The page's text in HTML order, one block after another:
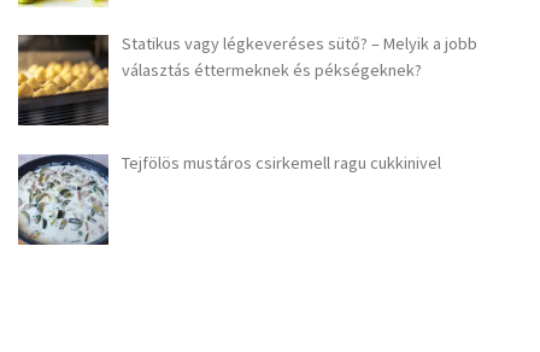
Statikus vagy légkeveréses sütő? – Melyik a jobb
választás éttermeknek és pékségeknek?
Tejfölös mustáros csirkemell ragu cukkinivel